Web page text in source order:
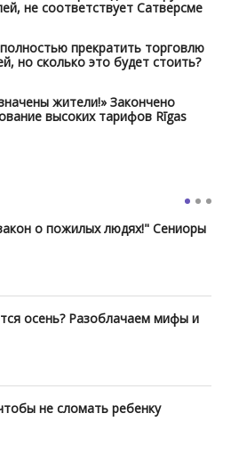
не соответствует Сатверсме
прекратить торговлю
но сколько это будет стоить?
жители!» Закончено
высоких тарифов Rīgas
о пожилых людях!" Сениоры
осень? Разоблачаем мифы и
не сломать ребенку